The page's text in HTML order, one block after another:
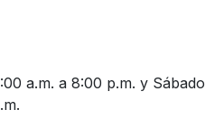
a.m. a 8:00 p.m. y Sábado